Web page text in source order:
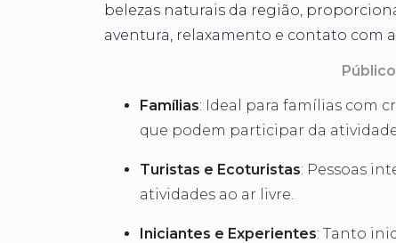
belezas naturais da região,
aventura, relaxamento e contato com
Famílias: Ideal para famílias com
que podem participar da
Turistas e Ecoturistas: Pessoas
atividades ao ar livre.
Iniciantes e Experientes: Tanto